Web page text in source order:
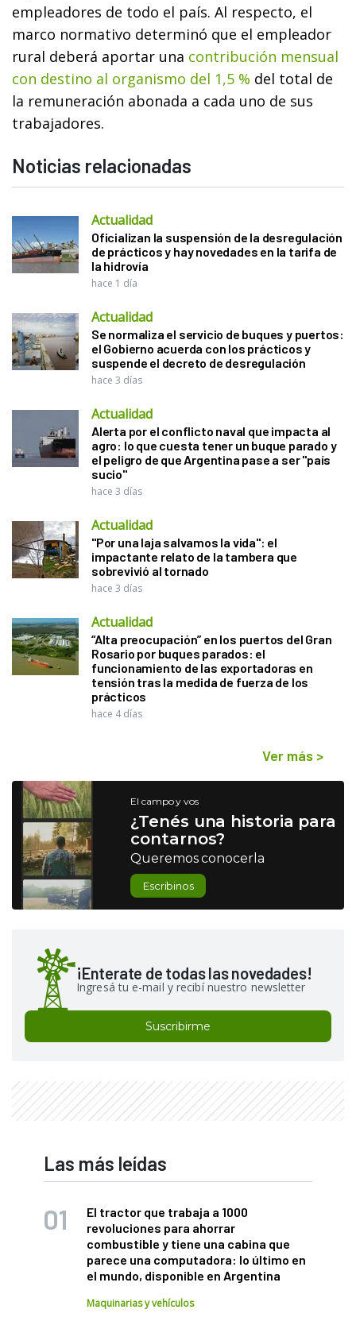
empleadores de todo el país. Al respecto, el
marco normativo determinó que el empleador
rural deberá aportar una contribución mensual
con destino al organismo del 1,5 % del total de
la remuneración abonada a cada uno de sus
trabajadores.
Noticias relacionadas
Actualidad
Oficializan la suspensión de la desregulación
de prácticos y hay novedades en la tarifa de
la hidrovía
hace 1 día
Actualidad
Se normaliza el servicio de buques y puertos:
el Gobierno acuerda con los prácticos y
suspende el decreto de desregulación
hace 3 días
Actualidad
Alerta por el conflicto naval que impacta al
agro: lo que cuesta tener un buque parado y
el peligro de que Argentina pase a ser "país
sucio"
hace 3 días
Actualidad
"Por una laja salvamos la vida": el
impactante relato de la tambera que
sobrevivió al tornado
hace 3 días
Actualidad
“Alta preocupación” en los puertos del Gran
Rosario por buques parados: el
funcionamiento de las exportadoras en
tensión tras la medida de fuerza de los
prácticos
hace 4 días
Ver más >
El campo y vos
¿Tenés una historia para
contarnos?
Queremos conocerla
Escribinos
¡Enterate de todas las novedades!
Ingresá tu e-mail y recibí nuestro newsletter
Suscribirme
Las más leídas
El tractor que trabaja a 1000
revoluciones para ahorrar
combustible y tiene una cabina que
parece una computadora: lo último en
el mundo, disponible en Argentina
Maquinarias y vehículos